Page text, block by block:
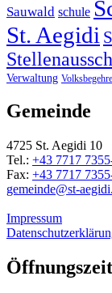
Sauwald schule
St. Aegidi
Verwaltung
Gemeinde
4725 St. Aegidi 10
Tel.: +43 7717
Fax: +43 7717
gemeinde@st-
Impressum